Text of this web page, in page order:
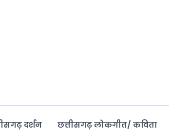
दर्शन छत्तीसगढ़ लोकगीत/ कविता